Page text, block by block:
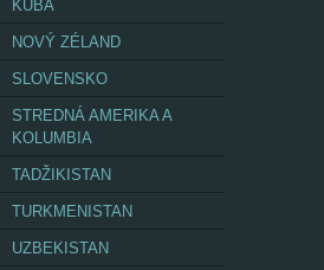
KUBA
NOVÝ ZÉLAND
SLOVENSKO
STREDNÁ AMERIKA A
KOLUMBIA
TADŽIKISTAN
TURKMENISTAN
UZBEKISTAN